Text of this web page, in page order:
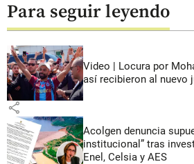
Para seguir leyendo
Video | Locura por
así recibieron al nuevo
share
Acolgen denuncia
institucional” tras
Enel, Celsia y AES